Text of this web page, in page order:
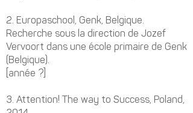
2. Europaschool, Genk, Belgique.
Recherche sous la direction de Jozef
Vervoort dans une école primaire de Genk
(Belgique).
[année ?]
3. Attention! The way to Success, Poland,